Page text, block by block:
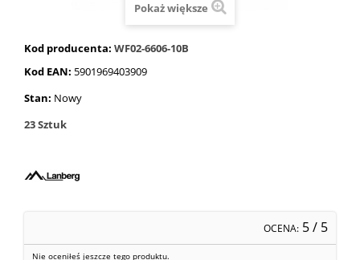
Pokaż większe
Kod producenta: WF02-6606-10B
Kod EAN: 5901969403909
Stan: Nowy
23Sztuk
OCENA: 5/ 5
Nie oceniłeś jeszcze tego produktu.